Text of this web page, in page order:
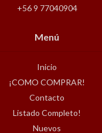
+56 9 77040904
Menú
Inicio
¡COMO COMPRAR!
Contacto
Listado Completo!
Nuevos